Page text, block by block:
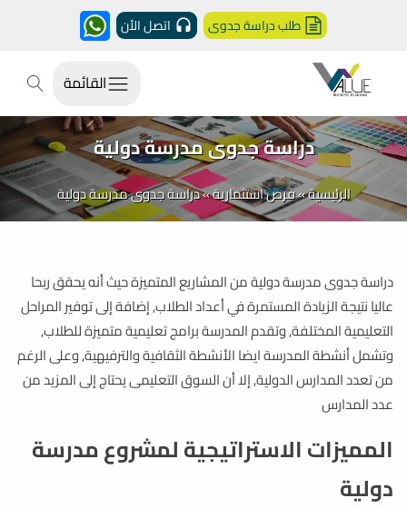
طلب دراسة جدوى اتصل الأن
القائمة
دراسة جدوى مدرسة دولية
الرئيسية»فرص استثمارية»دراسة جدوى مدرسة دولية
دراسة جدوى مدرسة دولية من المشاريع المتميزة حيث أنه يحقق ربحا
عاليا نتيجة الزيادة المستمرة في أعداد الطلاب, إضافة إلى توفير المراحل
التعليمية المختلفة, وتقدم المدرسة برامج تعليمية متميزة للطلاب,
وتشمل أنشطة المدرسة ايضا الأنشطة الثقافية والترفيهية, وعلى الرغم
من تعدد المدارس الدولية, إلا أن السوق التعليمى يحتاج إلى المزيد من
عدد المدارس
المميزات الاستراتيجية لمشروع مدرسة
دولية